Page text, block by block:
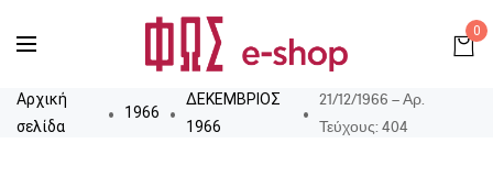
0
Αρχική
σελίδα
1966
ΔΕΚΕΜΒΡΙΟΣ
1966
21/12/1966 – Αρ.
Τεύχους: 404